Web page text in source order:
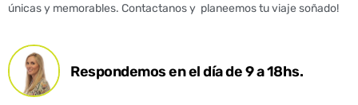
únicas y memorables. Contactanos y planeemos tu viaje soñado!
Respondemos en el día de 9 a 18hs.